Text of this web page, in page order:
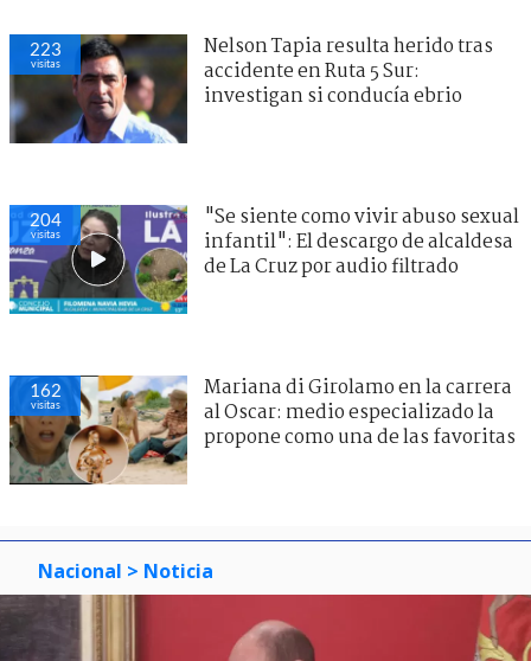
223
visitas
Nelson Tapia resulta herido tras
accidente en Ruta 5 Sur:
investigan si conducía ebrio
204
visitas
"Se siente como vivir abuso sexual
infantil": El descargo de alcaldesa
de La Cruz por audio filtrado
162
visitas
Mariana di Girolamo en la carrera
al Oscar: medio especializado la
propone como una de las favoritas
Nacional > Noticia